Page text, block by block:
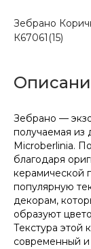
Зебрано
К67061(15)
Зебрано —
получаемая из
Microberlinia.
благодаря
керамической
популярную
декорам,
образуют
Текстура этой
современный